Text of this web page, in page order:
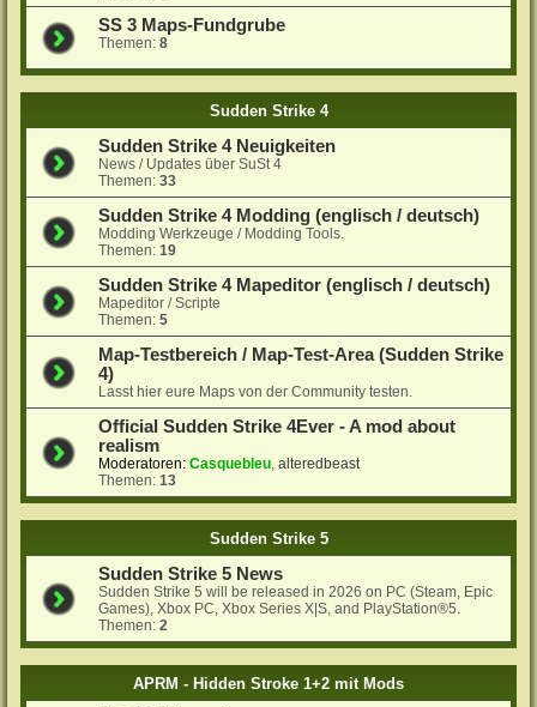
SS 3 Maps-Fundgrube
Themen:8
Sudden Strike 4
Sudden Strike 4 Neuigkeiten
News / Updates über SuSt 4
Themen:33
Sudden Strike 4 Modding (englisch / deutsch)
Modding Werkzeuge / Modding Tools.
Themen:19
Sudden Strike 4 Mapeditor (englisch / deutsch)
Mapeditor / Scripte
Themen:5
Map-Testbereich / Map-Test-Area (Sudden Strike
4)
Lasst hier eure Maps von der Community testen.
Official Sudden Strike 4Ever - A mod about
realism
Moderatoren: Casquebleu,alteredbeast
Themen:13
Sudden Strike 5
Sudden Strike 5 News
Sudden Strike 5 will be released in 2026 on PC (Steam, Epic
Games), Xbox PC, Xbox Series X|S, and PlayStation®5.
Themen:2
APRM - Hidden Stroke 1+2 mit Mods